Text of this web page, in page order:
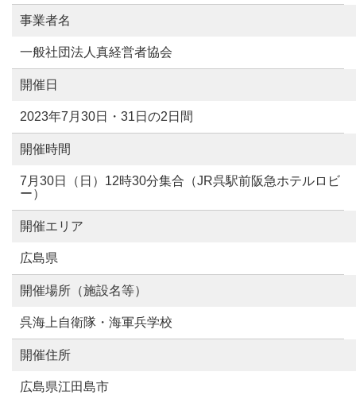
事業者名
一般社団法人真経営者協会
開催日
2023年7月30日・31日の2日間
開催時間
7月30日（日）12時30分集合（JR呉駅前阪急ホテルロビ
ー）
開催エリア
広島県
開催場所（施設名等）
呉海上自衛隊・海軍兵学校
開催住所
広島県江田島市